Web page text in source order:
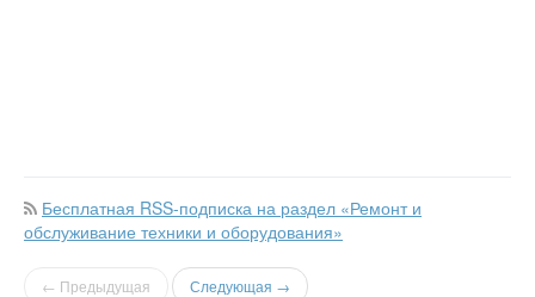
Бесплатная RSS-подписка на раздел «Ремонт и
обслуживание техники и оборудования»
← Предыдущая Следующая →